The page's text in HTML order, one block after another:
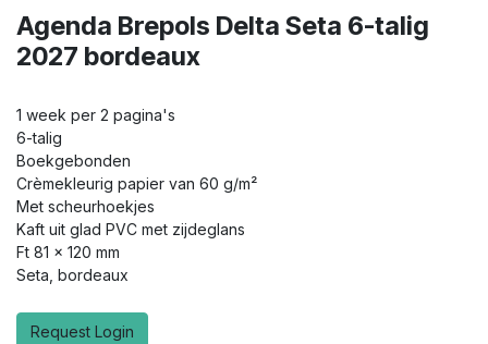
Agenda Brepols Delta Seta 6-talig
2027 bordeaux
1 week per 2 pagina's
6-talig
Boekgebonden
Crèmekleurig papier van 60 g/m²
Met scheurhoekjes
Kaft uit glad PVC met zijdeglans
Ft 81 x 120 mm
Seta, bordeaux
Request Login